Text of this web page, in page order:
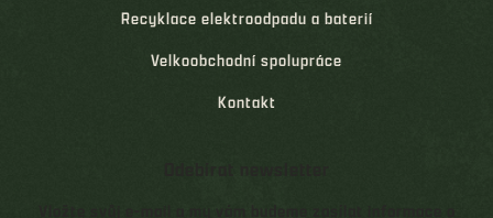
Recyklace elektroodpadu a baterií
Velkoobchodní spolupráce
Kontakt